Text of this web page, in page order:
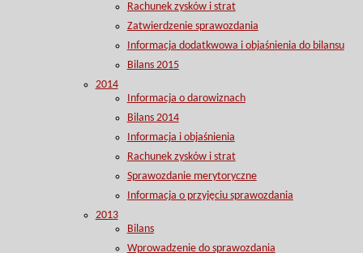
Rachunek zysków i strat
Zatwierdzenie sprawozdania
Informacja dodatkwowa i objaśnienia do bilansu
Bilans 2015
2014
Informacja o darowiznach
Bilans 2014
Informacja i objaśnienia
Rachunek zysków i strat
Sprawozdanie merytoryczne
Informacja o przyjęciu sprawozdania
2013
Bilans
Wprowadzenie do sprawozdania